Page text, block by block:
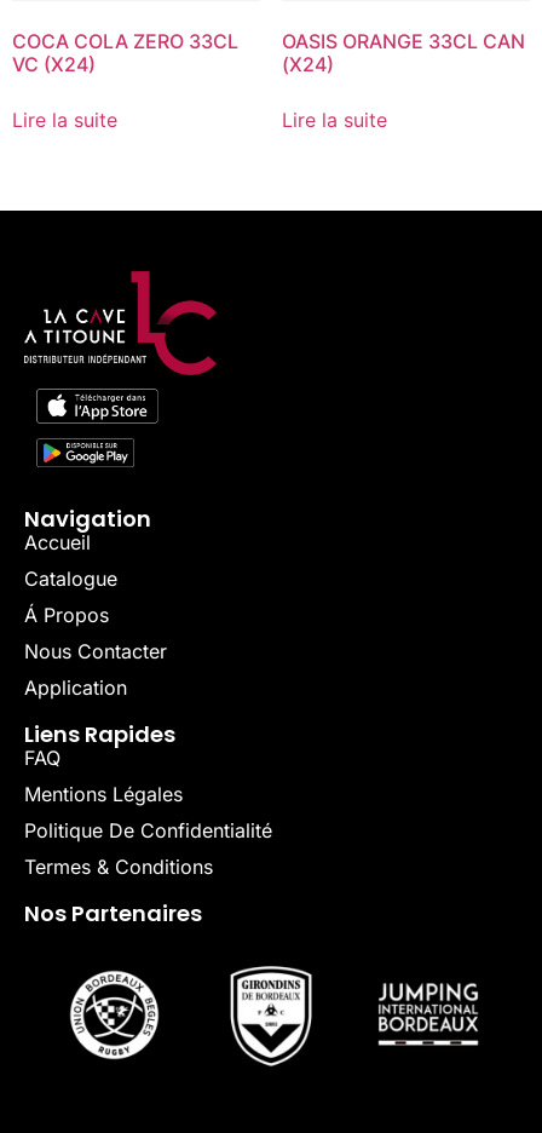
COCA COLA ZERO 33CL
VC (X24)
Lire la suite
OASIS ORANGE 33CL CAN
(X24)
Lire la suite
Navigation
Accueil
Catalogue
Á Propos
Nous Contacter
Application
Liens Rapides
FAQ
Mentions Légales
Politique De Confidentialité
Termes & Conditions
Nos Partenaires